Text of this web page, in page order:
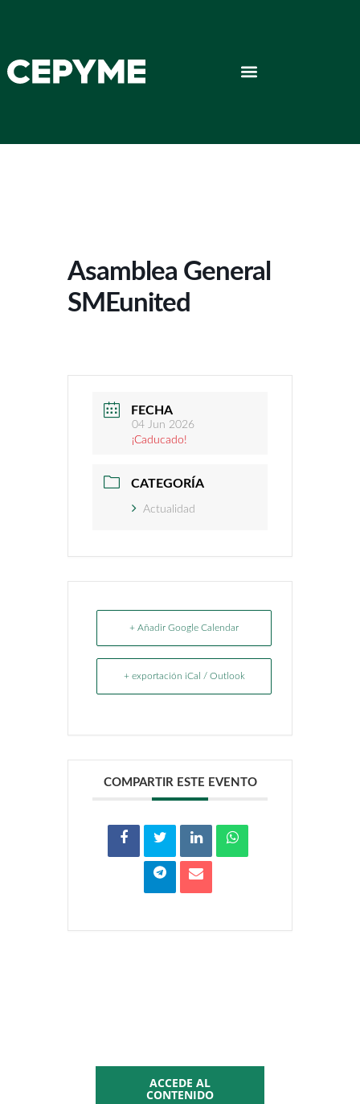
Asamblea General
SMEunited
FECHA
04 Jun 2026
¡Caducado!
CATEGORÍA
Actualidad
+ Añadir Google Calendar
+ exportación iCal / Outlook
COMPARTIR ESTE EVENTO
ACCEDE AL
CONTENIDO